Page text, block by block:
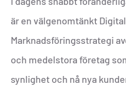
är en välgenomtänkt Digital
Marknadsföringsstrategi
och medelstora företag
synlighet och nå nya